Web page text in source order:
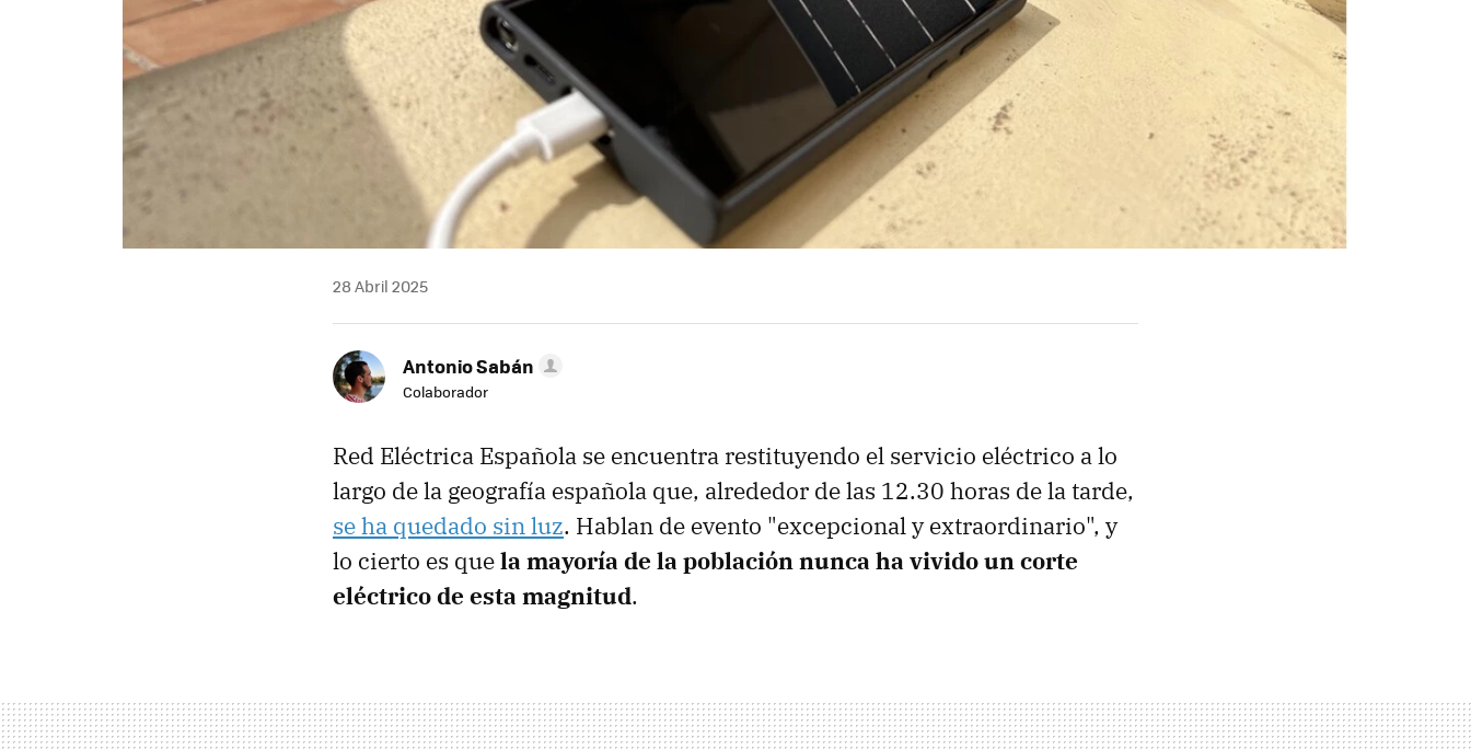
28 Abril 2025
Antonio Sabán
Colaborador
Red Eléctrica Española se encuentra restituyendo el servicio eléctrico a lo
largo de la geografía española que, alrededor de las 12.30 horas de la tarde,
se ha quedado sin luz. Hablan de evento "excepcional y extraordinario", y
lo cierto es quela mayoría de la población nunca ha vivido un corte
eléctrico de esta magnitud.